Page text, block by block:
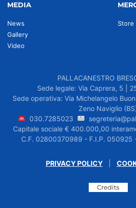
MEDIA
News
Gallery
Video
Store
PALLACANESTRO
Sede legale: Via Caprera, 5 |
Sede operativa: Via Michelangelo
Zeno Naviglio
030.7285023
Capitale sociale € 400.000,00
C.F. 02800370989 - F.I.P. 050925
PRIVACY POLICY|
Credits